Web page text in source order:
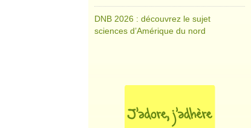
DNB 2026 : découvrez le sujet
sciences d’Amérique du nord